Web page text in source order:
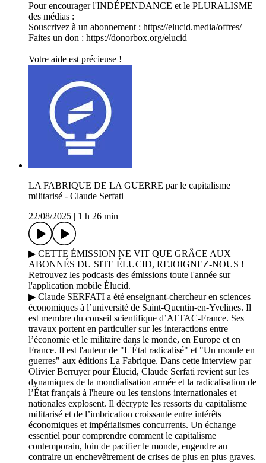
Pour encourager l'INDÉPENDANCE et le PLURALISME
des médias :
Souscrivez à un abonnement : ⁠⁠⁠⁠⁠⁠⁠⁠⁠⁠⁠⁠⁠⁠⁠⁠⁠⁠⁠⁠⁠⁠⁠⁠⁠⁠⁠⁠⁠⁠⁠⁠⁠⁠⁠⁠https://elucid.media/offres/⁠⁠⁠⁠⁠⁠⁠⁠⁠⁠⁠⁠⁠⁠⁠⁠⁠⁠⁠⁠⁠⁠⁠⁠⁠⁠⁠⁠⁠⁠⁠⁠⁠⁠⁠⁠
Faites un don : ⁠⁠⁠⁠⁠⁠⁠https://donorbox.org/elucid⁠⁠⁠⁠⁠⁠⁠
Votre aide est précieuse !
LA FABRIQUE DE LA GUERRE par le capitalisme
militarisé - Claude Serfati
22/08/2025
1 h 26 min
▶ CETTE ÉMISSION NE VIT QUE GRÂCE AUX
ABONNÉS DU SITE ÉLUCID, REJOIGNEZ-NOUS !
Retrouvez les podcasts des émissions toute l'année sur
l'application mobile Élucid.
▶ Claude SERFATI a été enseignant-chercheur en sciences
économiques à l’université de Saint-Quentin-en-Yvelines. Il
est membre du conseil scientifique d’ATTAC-France. Ses
travaux portent en particulier sur les interactions entre
l’économie et le militaire dans le monde, en Europe et en
France. Il est l'auteur de "L'État radicalisé" et "Un monde en
guerres" aux éditions La Fabrique. Dans cette interview par
Olivier Berruyer pour Élucid, Claude Serfati revient sur les
dynamiques de la mondialisation armée et la radicalisation de
l’État français à l'heure ou les tensions internationales et
nationales explosent. Il décrypte les ressorts du capitalisme
militarisé et de l’imbrication croissante entre intérêts
économiques et impérialismes concurrents. Un échange
essentiel pour comprendre comment le capitalisme
contemporain, loin de pacifier le monde, engendre au
contraire un enchevêtrement de crises de plus en plus graves.